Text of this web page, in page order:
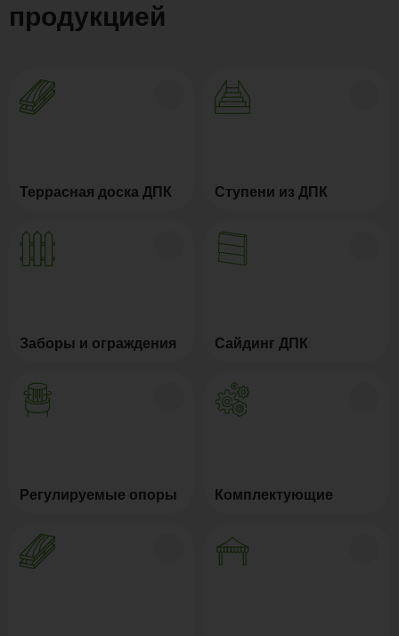
продукцией
Террасная доска ДПК Ступени из ДПК
Заборы и ограждения Сайдинг ДПК
Регулируемые опоры Комплектующие